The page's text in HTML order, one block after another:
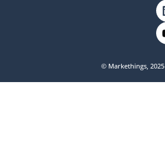
© Markethings, 2025